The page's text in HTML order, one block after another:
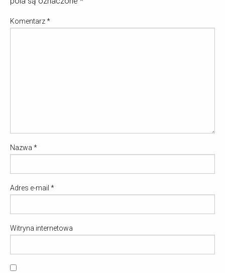
Komentarz*
Nazwa *
Adres e-mail *
Witryna internetowa